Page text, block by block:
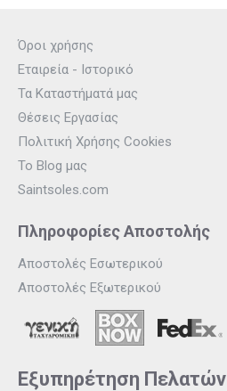
Όροι χρήσης
Εταιρεία - Ιστορικό
Τα Καταστήματά μας
Θέσεις Εργασίας
Πολιτική Χρήσης Cookies
Το Blog μας
Saintsoles.com
Πληροφορίες Αποστολής
Αποστολές Εσωτερικού
Αποστολές Εξωτερικού
Εξυπηρέτηση Πελατών